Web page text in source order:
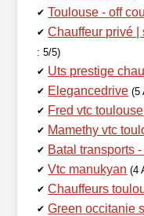
✔ Toulouse - off
✔ Chauffeur privé |
: 5/5)
✔ Uts prestige
✔ Elegancedrive (5
✔ Fred vtc toulouse
✔ Mamethy vtc
✔ Batal transports
✔ Vtc manukyan (4
✔ Chauffeurs
✔ Green occitanie